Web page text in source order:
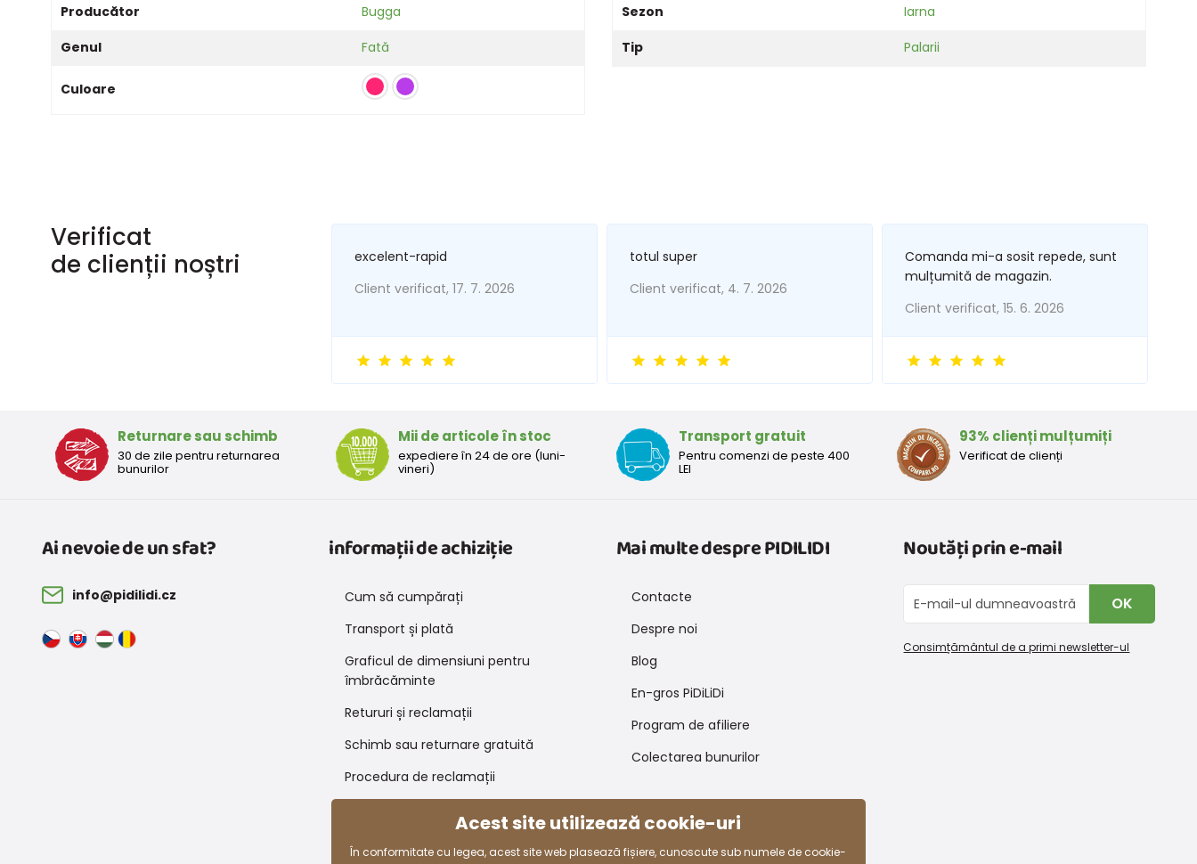
Producător
Bugga
Genul
Fată
Culoare
Sezon
Iarna
Tip
Palarii
Verificat
de clienții noștri
excelent-rapid
Client verificat, 17. 7. 2026
totul super
Client verificat, 4. 7. 2026
Comanda mi-a sosit repede, sunt
mulțumită de magazin.
Client verificat, 15. 6. 2026
Returnare sau schimb
30 de zile pentru returnarea
bunurilor
Mii de articole în stoc
expediere în 24 de ore (luni-
vineri)
Transport gratuit
Pentru comenzi de peste 400
LEI
93% clienți mulțumiți
Verificat de clienți
Ai nevoie de un sfat?
info@pidilidi.cz
informații de achiziție
Cum să cumpărați
Transport și plată
Graficul de dimensiuni pentru
îmbrăcăminte
Retururi și reclamații
Schimb sau returnare gratuită
Procedura de reclamații
Mai multe despre PIDILIDI
Contacte
Despre noi
Blog
En-gros PiDiLiDi
Program de afiliere
Colectarea bunurilor
Noutăți prin e-mail
OK
Consimțământul de a primi newsletter-ul
Acest site utilizează cookie-uri
În conformitate cu legea, acest site web plasează fișiere, cunoscute sub numele de cookie-